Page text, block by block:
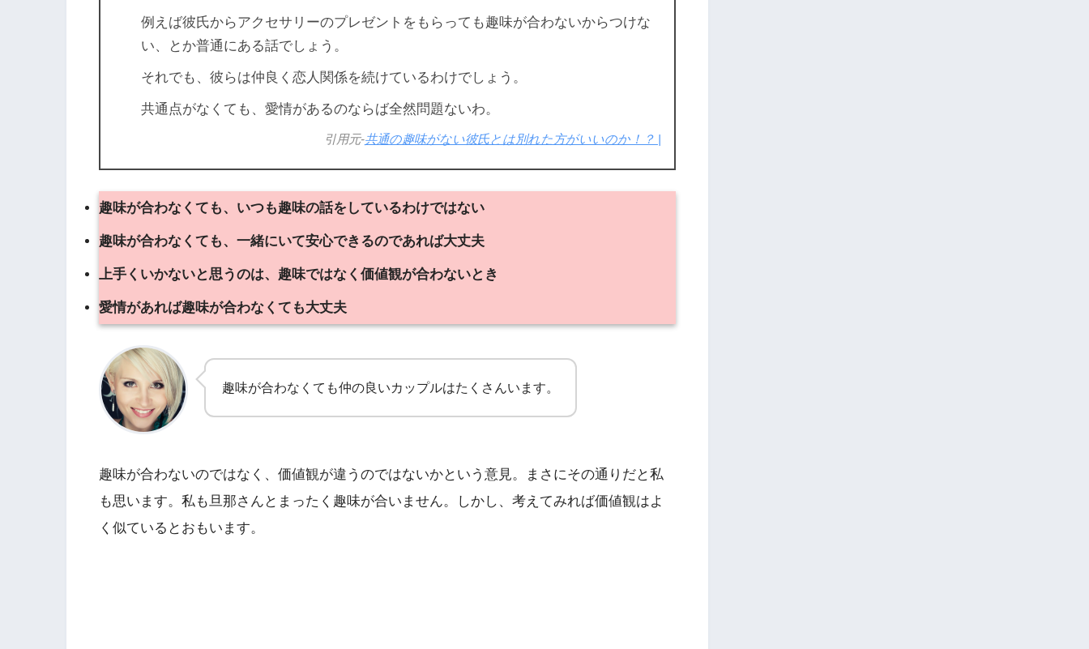
例えば彼氏からアクセサリーのプレゼントをもらっても趣味が合わないからつけな
い、とか普通にある話でしょう。
それでも、彼らは仲良く恋人関係を続けているわけでしょう。
共通点がなくても、愛情があるのならば全然問題ないわ。
引用元-共通の趣味がない彼氏とは別れた方がいいのか！？ |
趣味が合わなくても、いつも趣味の話をしているわけではない
趣味が合わなくても、一緒にいて安心できるのであれば大丈夫
上手くいかないと思うのは、趣味ではなく価値観が合わないとき
愛情があれば趣味が合わなくても大丈夫
趣味が合わなくても仲の良いカップルはたくさんいます。
趣味が合わないのではなく、価値観が違うのではないかという意見。まさにその通りだと私
も思います。私も旦那さんとまったく趣味が合いません。しかし、考えてみれば価値観はよ
く似ているとおもいます。